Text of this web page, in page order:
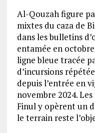
Al-Qouzah figure
mixtes du caza de
dans les bulletins
entamée en
ligne bleue tracée
d’incursions
depuis l’entrée en
novembre 2024.
Finul y opèrent un
le terrain reste